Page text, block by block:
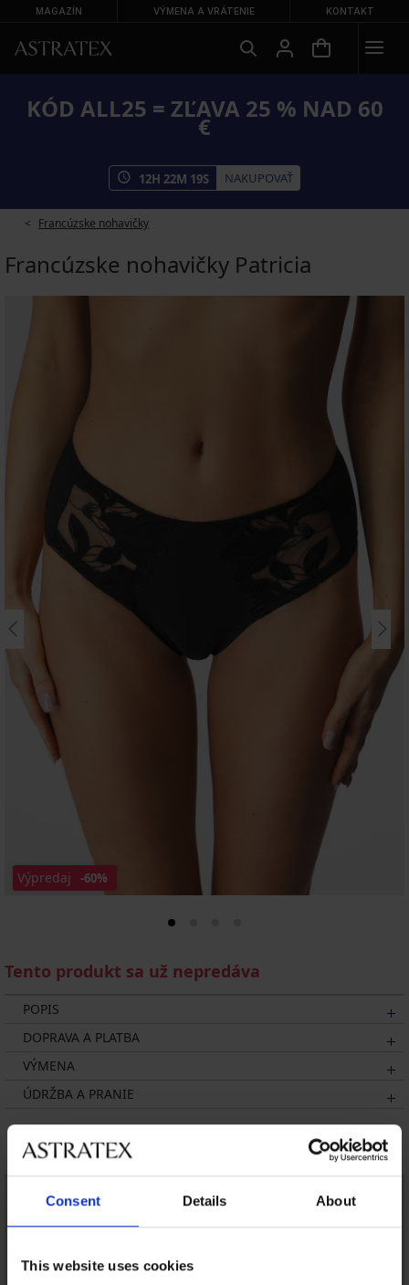
Consent Details About
This website uses cookies
MAGAZÍN VÝMENA A VRÁTENIE KONTAKT
KÓD ALL25 = ZĽAVA 25 % NAD 60
€
12H 22M 19S NAKUPOVAŤ
Francúzske nohavičky
Francúzske nohavičky Patricia
Výpredaj -60%
Tento produkt sa už nepredáva
POPIS
DOPRAVA A PLATBA
VÝMENA
ÚDRŽBA A PRANIE
Mohlo by sa vám páčiť